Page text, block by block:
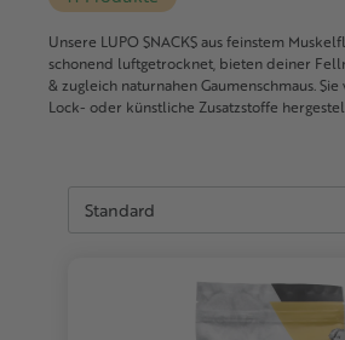
Unsere LUPO SNACKS aus feinstem
schonend luftgetrocknet, bieten deiner
& zugleich naturnahen Gaumenschmaus.
Lock- oder künstliche Zusatzstoffe